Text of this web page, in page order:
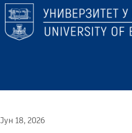
Јун 18, 2026